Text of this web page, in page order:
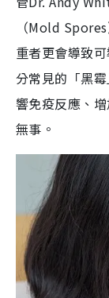
（Mold
重者更會導致
分常見的「黑
響免疫反應、
無事。